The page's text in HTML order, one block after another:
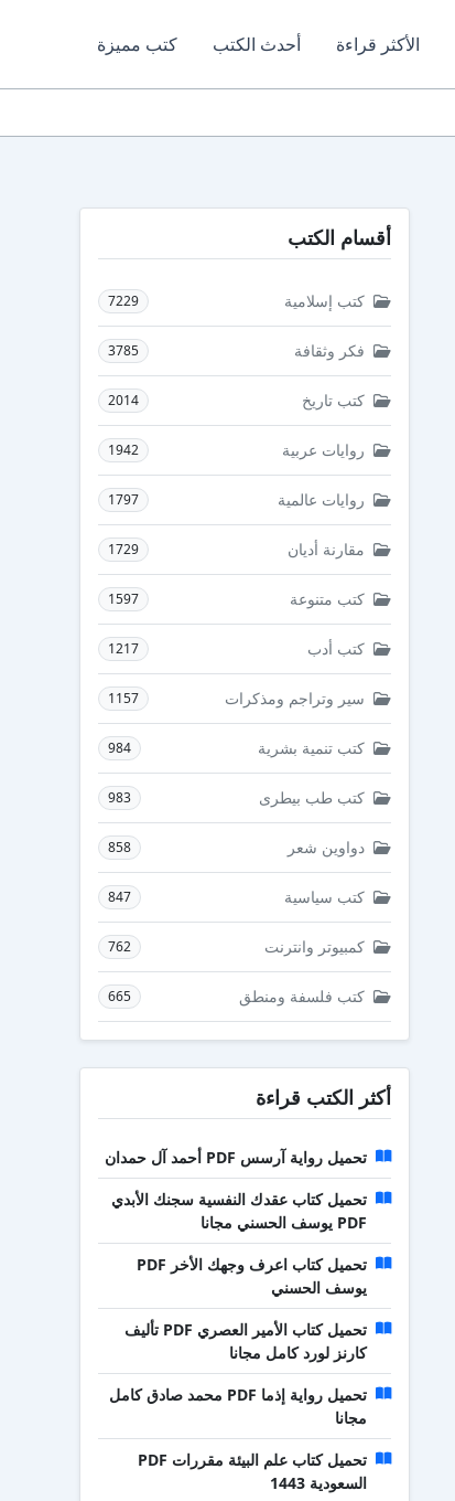
الأكثر قراءة أحدث الكتب كتب مميزة
أقسام الكتب
كتب إسلامية 7229
فكر وثقافة 3785
كتب تاريخ 2014
روايات عربية 1942
روايات عالمية 1797
مقارنة أديان 1729
كتب متنوعة 1597
كتب أدب 1217
سير وتراجم ومذكرات 1157
كتب تنمية بشرية 984
كتب طب بيطرى 983
دواوين شعر 858
كتب سياسية 847
كمبيوتر وانترنت 762
كتب فلسفة ومنطق 665
أكثر الكتب قراءة
تحميل رواية آرسس PDF أحمد آل حمدان
تحميل كتاب عقدك النفسية سجنك الأبدي
PDF يوسف الحسني مجانا
تحميل كتاب اعرف وجهك الأخر PDF
يوسف الحسني
تحميل كتاب الأمير العصري PDF تأليف
كارنز لورد كامل مجانا
تحميل رواية إذما PDF محمد صادق كامل
مجانا
تحميل كتاب علم البيئة مقررات PDF
السعودية 1443